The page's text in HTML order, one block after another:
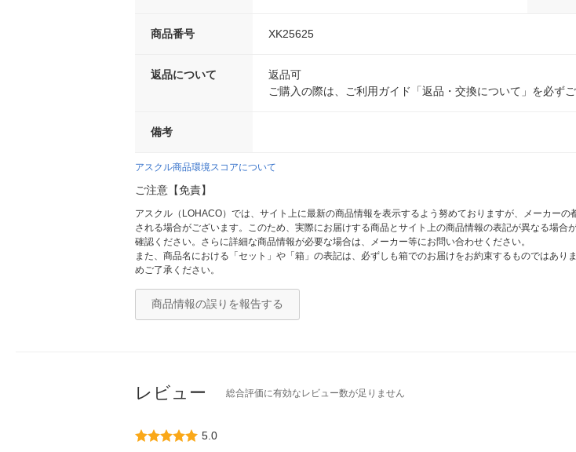
商品番号 XK25625
返品について
返品可
ご購入の際は、ご利用ガイド「返品・交換について」を必ず
備考
アスクル商品環境スコアについて
ご注意【免責】
アスクル（LOHACO）では、サイト上に最新の商品情報を表示するよう努めておりますが、メーカー
される場合がございます。このため、実際にお届けする商品とサイト上の商品情報の表記が異なる場
確認ください。さらに詳細な商品情報が必要な場合は、メーカー等にお問い合わせください。
また、商品名における「セット」や「箱」の表記は、必ずしも箱でのお届けをお約束するものではあ
めご了承ください。
商品情報の誤りを報告する
レビュー 総合評価に有効なレビュー数が足りません
5.0